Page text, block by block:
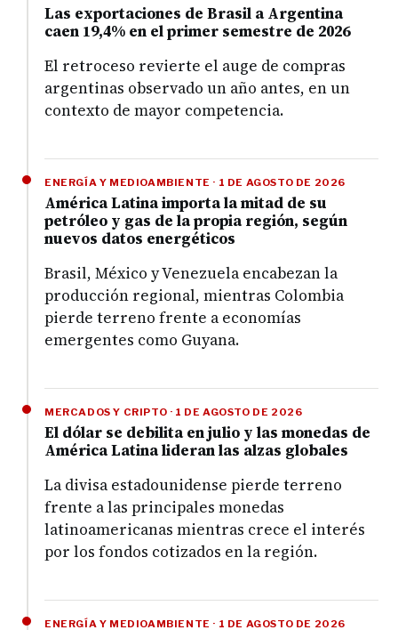
Las exportaciones de Brasil a Argentina
caen 19,4% en el primer semestre de 2026
El retroceso revierte el auge de compras
argentinas observado un año antes, en un
contexto de mayor competencia.
ENERGÍA Y MEDIOAMBIENTE · 1 DE AGOSTO DE 2026
América Latina importa la mitad de su
petróleo y gas de la propia región, según
nuevos datos energéticos
Brasil, México y Venezuela encabezan la
producción regional, mientras Colombia
pierde terreno frente a economías
emergentes como Guyana.
MERCADOS Y CRIPTO · 1 DE AGOSTO DE 2026
El dólar se debilita en julio y las monedas de
América Latina lideran las alzas globales
La divisa estadounidense pierde terreno
frente a las principales monedas
latinoamericanas mientras crece el interés
por los fondos cotizados en la región.
ENERGÍA Y MEDIOAMBIENTE · 1 DE AGOSTO DE 2026